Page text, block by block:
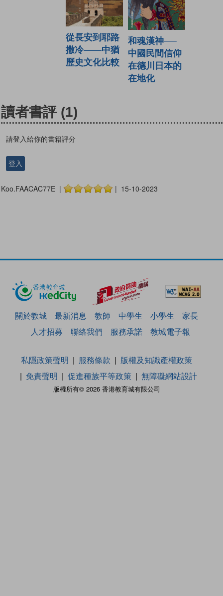
從長安到耶路
撒冷——中猶
歷史文化比較
和魂漢神──
中國民間信仰
在德川日本的
在地化
讀者書評 (1)
請登入給你的書籍評分
登入
Koo.FAACAC77E | | 15-10-2023
關於教城 最新消息 教師 中學生 小學生
家長
人才招募
聯絡我們 服務承諾 教城電子報
版權所有© 2026 香港教育城有限公司
私隱政策聲明 服務條款
版權及知識產權政策
免責聲明
促進種族平等政策 無障礙網站設計